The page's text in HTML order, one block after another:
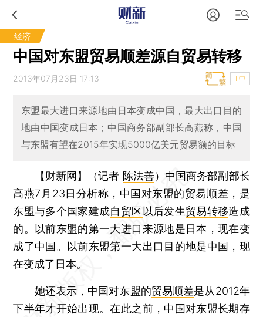
经济
中国对东盟贸易顺差源自贸易转移
2013年07月23日 17:13 T中
东盟最大进口来源地由日本变成中国，最大出口目的
地由中国变成日本；中国商务部副部长高燕称，中国
与东盟有望在2015年实现5000亿美元贸易额的目标
【财新网】（记者 陈法善） 中国商务部副部长
高燕7月23日分析称，中国对东盟的贸易顺差，是
东盟与多个国家建成自贸区 以后发生贸易转移造成
的。以前东盟的第一大进口来源地是日本，现在变
成了中国。以前东盟第一大出口目的地是中国，现
在变成了日本。
她还表示，中国对东盟的贸易顺差是从2012年
下半年才开始出现。在此之前，中国对东盟长期存